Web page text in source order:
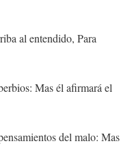
al entendido, Para
Mas él afirmará el
del malo: Mas